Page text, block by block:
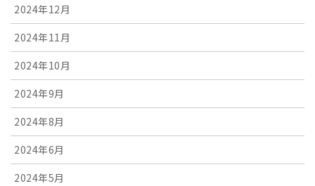
2024年12月
2024年11月
2024年10月
2024年9月
2024年8月
2024年6月
2024年5月